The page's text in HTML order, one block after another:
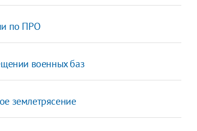
по ПРО
военных баз
землетрясение